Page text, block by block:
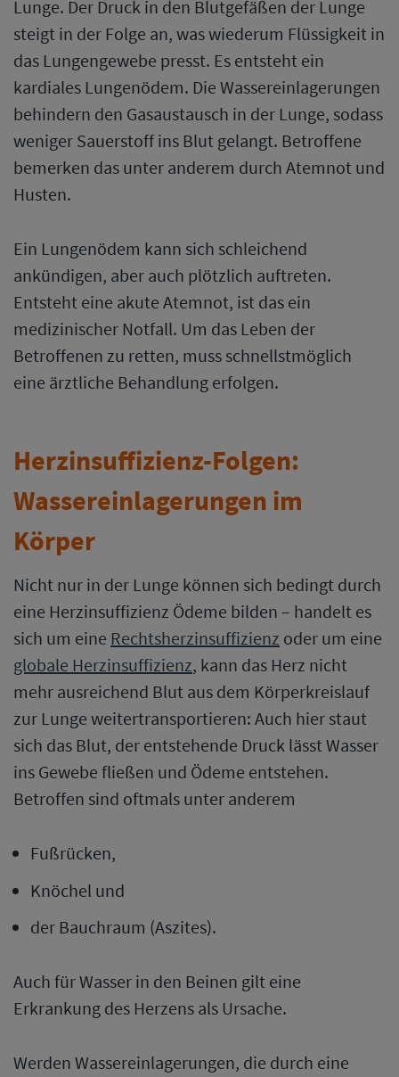
Lunge. Der Druck in den Blutgefäßen der Lunge
steigt in der Folge an, was wiederum Flüssigkeit in
das Lungengewebe presst. Es entsteht ein
kardiales Lungenödem. Die Wassereinlagerungen
behindern den Gasaustausch in der Lunge, sodass
weniger Sauerstoff ins Blut gelangt. Betroffene
bemerken das unter anderem durch Atemnot und
Husten.
Ein Lungenödem kann sich schleichend
ankündigen, aber auch plötzlich auftreten.
Entsteht eine akute Atemnot, ist das ein
medizinischer Notfall. Um das Leben der
Betroffenen zu retten, muss schnellstmöglich
eine ärztliche Behandlung erfolgen.
Herzinsuffizienz-Folgen:
Wassereinlagerungen im
Körper
Nicht nur in der Lunge können sich bedingt durch
eine Herzinsuffizienz Ödeme bilden – handelt es
sich um eine Rechtsherzinsuffizienz oder um eine
globale Herzinsuffizienz, kann das Herz nicht
mehr ausreichend Blut aus dem Körperkreislauf
zur Lunge weitertransportieren: Auch hier staut
sich das Blut, der entstehende Druck lässt Wasser
ins Gewebe fließen und Ödeme entstehen.
Betroffen sind oftmals unter anderem
Fußrücken,
Knöchel und
der Bauchraum (Aszites).
Auch für Wasser in den Beinen gilt eine
Erkrankung des Herzens als Ursache.
Werden Wassereinlagerungen, die durch eine